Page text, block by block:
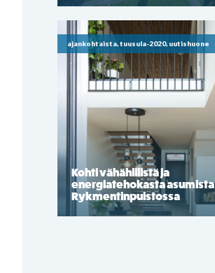
ajankohtaista, tuusula-2020, uutishuone
Kohti vähähiilistä ja
energiatehokasta asumista
Rykmentinpuistossa